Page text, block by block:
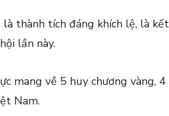
thành tích đáng khích lệ, là
lần này.
mang về 5 huy chương vàng,
Nam.